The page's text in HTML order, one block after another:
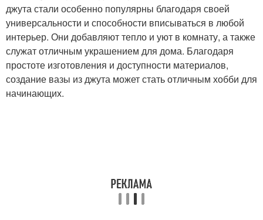
Поделки из джута Уникальная ваза
джута стали особенно популярны благодаря своей
универсальности и способности вписываться в любой
интерьер. Они добавляют тепло и уют в комнату, а также
служат отличным украшением для дома. Благодаря
простоте изготовления и доступности материалов,
создание вазы из джута может стать отличным хобби для
начинающих.